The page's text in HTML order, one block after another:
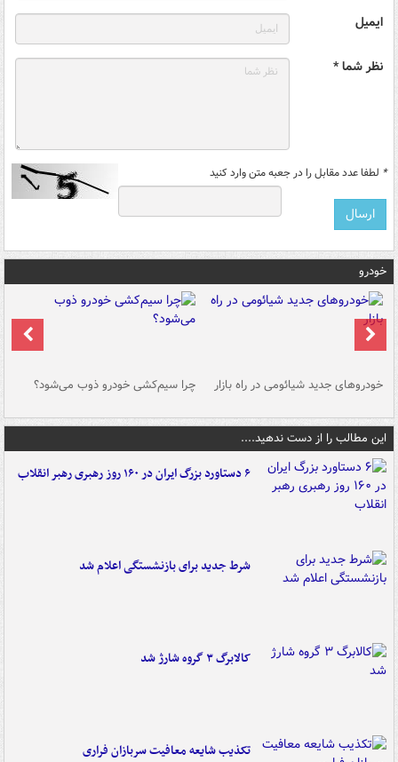
ایمیل
نظر شما *
* لطفا عدد مقابل را در جعبه متن وارد کنید
خودرو
خودروهای جدید شیائومی در راه بازار چرا سیم‌کشی خودرو ذوب می‌شود؟
این مطالب را از دست ندهید....
۶ دستاورد بزرگ ایران در ۱۶۰ روز رهبری رهبر انقلاب
شرط جدید برای بازنشستگی اعلام شد
کالابرگ ۳ گروه شارژ شد
تکذیب شایعه معافیت سربازان فراری